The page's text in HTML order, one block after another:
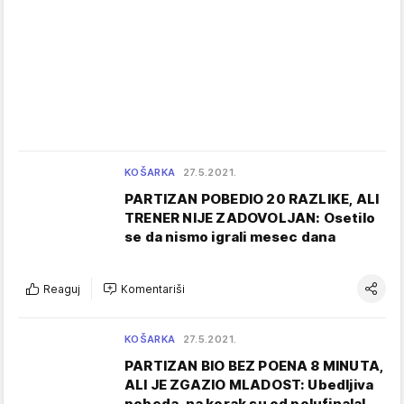
KOŠARKA 27.5.2021.
PARTIZAN POBEDIO 20 RAZLIKE, ALI
TRENER NIJE ZADOVOLJAN: Osetilo
se da nismo igrali mesec dana
Reaguj Komentariši
KOŠARKA 27.5.2021.
PARTIZAN BIO BEZ POENA 8 MINUTA,
ALI JE ZGAZIO MLADOST: Ubedljiva